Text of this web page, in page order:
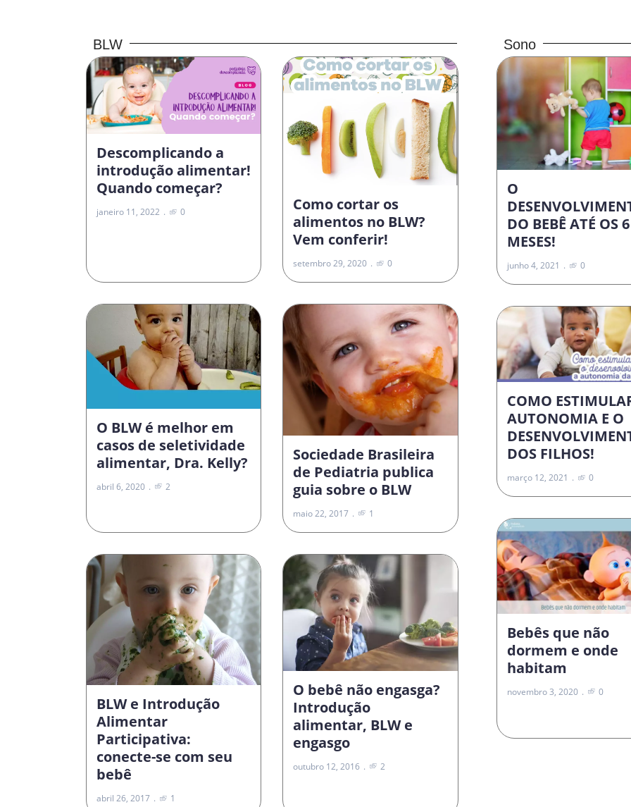
BLW
Descomplicando a
introdução alimentar!
Quando começar?
janeiro 11, 2022 0
Como cortar os
alimentos no BLW?
Vem conferir!
setembro 29, 2020 0
O BLW é melhor em
casos de seletividade
alimentar, Dra. Kelly?
abril 6, 2020 2
Sociedade Brasileira
de Pediatria publica
guia sobre o BLW
maio 22, 2017 1
BLW e Introdução
Alimentar
Participativa:
conecte-se com seu
bebê
abril 26, 2017 1
O bebê não engasga?
Introdução
alimentar, BLW e
engasgo
outubro 12, 2016 2
Sono
O
DO BEBÊ ATÉ OS 6
MESES!
junho 4, 2021 0
COMO
AUTONOMIA E O
DOS FILHOS!
março 12, 2021 0
Bebês que não
dormem e onde
habitam
novembro 3, 2020 0